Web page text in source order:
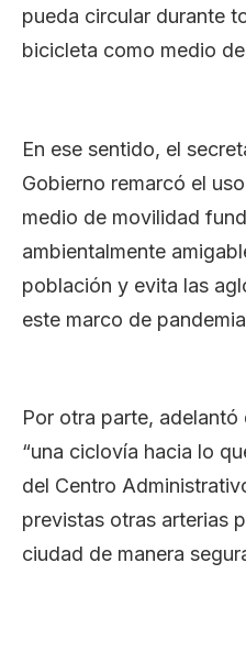
pueda circular durante
bicicleta como medio
En ese sentido, el
Gobierno remarcó el
medio de movilidad
ambientalmente
población y evita las
este marco de
Por otra parte,
“una ciclovía hacia lo
del Centro
previstas otras arterias
ciudad de manera